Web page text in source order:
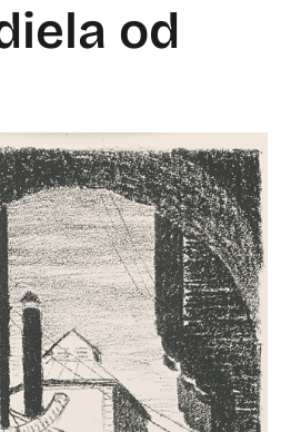
od